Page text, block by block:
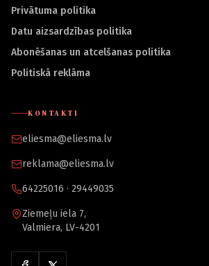
Privātuma politika
Datu aizsardzības politika
Abonēšanas un atcelšanas politika
Politiskā reklāma
KONTAKTI
eliesma@eliesma.lv
reklama@eliesma.lv
64225016 · 29449035
Ziemeļu iela 7,
Valmiera, LV-4201